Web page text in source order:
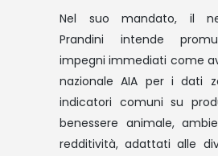
Nel suo mandato, il
Prandini intende
impegni immediati come
nazionale AIA per i dati
indicatori comuni su
benessere animale,
redditività, adattati alle